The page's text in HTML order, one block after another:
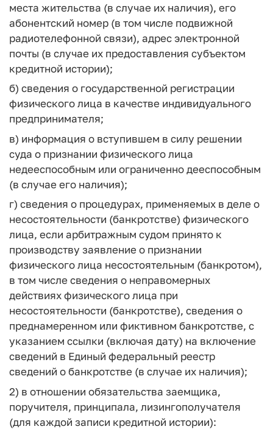
места жительства (в случае их наличия), его
абонентский номер (в том числе подвижной
радиотелефонной связи), адрес электронной
почты (в случае их предоставления субъектом
кредитной истории);
б) сведения о государственной регистрации
физического лица в качестве индивидуального
предпринимателя;
в) информация о вступившем в силу решении
суда о признании физического лица
недееспособным или ограниченно дееспособным
(в случае его наличия);
г) сведения о процедурах, применяемых в деле о
несостоятельности (банкротстве) физического
лица, если арбитражным судом принято к
производству заявление о признании
физического лица несостоятельным (банкротом),
в том числе сведения о неправомерных
действиях физического лица при
несостоятельности (банкротстве), сведения о
преднамеренном или фиктивном банкротстве, с
указанием ссылки (включая дату) на включение
сведений в Единый федеральный реестр
сведений о банкротстве (в случае их наличия);
2) в отношении обязательства заемщика,
поручителя, принципала, лизингополучателя
(для каждой записи кредитной истории):